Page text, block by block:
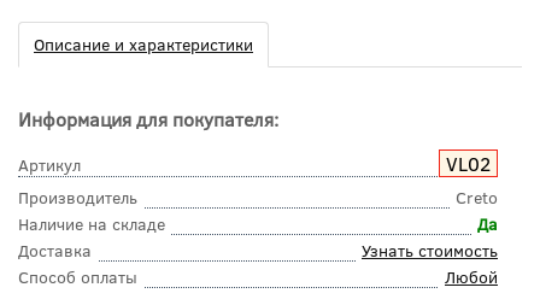
Описание и характеристики
Информация для покупателя:
Артикул VL02
Производитель
Creto
Наличие на складе
Да
Доставка
Узнать стоимость
Способ оплаты
Любой